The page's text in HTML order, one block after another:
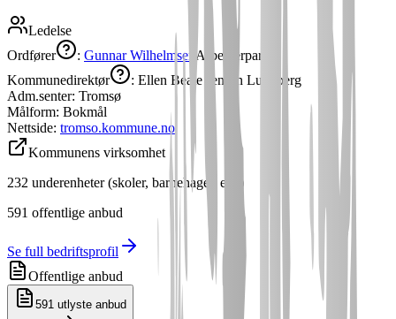
Ledelse
Ordfører
: Gunnar Wilhelmsen Arbeiderpartiet
Kommunedirektør
: Ellen Beate Jensen Lundberg
Adm.senter: Tromsø
Målform: Bokmål
Nettside: tromso.kommune.no
Kommunens virksomhet
232 underenheter (skoler, barnehager, etc.)
591 offentlige anbud
Se full bedriftsprofil
Offentlige anbud
591 utlyste anbud